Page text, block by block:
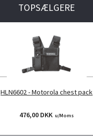
TOPSÆLGERE
HLN6602 - Motorola chest pack
476,00 DKK u/Moms